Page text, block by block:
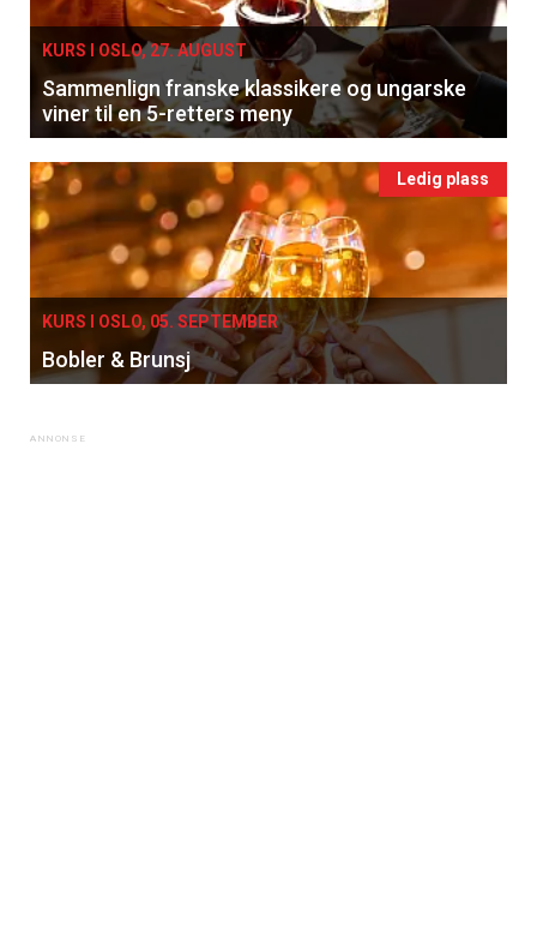
×
KURS I OSLO, 27. AUGUST
Sammenlign franske klassikere og ungarske
viner til en 5-retters meny
Ledig plass
KURS I OSLO, 05. SEPTEMBER
Bobler & Brunsj